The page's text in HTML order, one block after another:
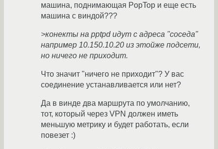
машина, поднимающая PopTop и еще есть
машина с виндой???
>конекты на pptpd идут с адреса "соседа"
например 10.150.10.20 из этойже подсети,
но ничего не приходит.
Что значит "ничего не приходит"? У вас
соединение устанавливается или нет?
Да в винде два маршрута по умолчанию,
тот, который через VPN должен иметь
меньшую метрику и будет работать, если
повезет :)